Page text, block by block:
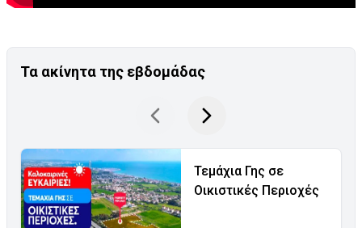
Τα ακίνητα της εβδομάδας
Τεμάχια Γης σε
Οικιστικές Περιοχές